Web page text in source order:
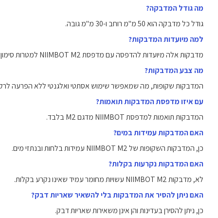
מה גודל המדבקה?
גודל כל מדבקה הוא 50 מ"מ רוחב ו-30 מ"מ גובה.
למה מיועדות המדבקות?
מדבקות אלה מיועדות להדפסה עם מדפסת NIIMBOT M2 למטרות סימון ותיוג.
מה צבע המדבקות?
המדבקות שקופות, מה שמאפשר שימוש אסתטי ואלגנטי ללא הפרעה
עם איזו מדפסת המדבקות תואמות?
המדבקות תואמות למדפסת NIIMBOT מדגם M2 בלבד.
האם המדבקות עמידות במים?
כן, המדבקות השקופות של NIIMBOT M2 עמידות בלחות ובנתזי מים.
האם המדבקות נקרעות בקלות?
לא, מדבקות NIIMBOT M2 עשויות מחומר עמיד שאינו נקרע בקלות.
האם ניתן להסיר את המדבקות בלי להשאיר שאריות דבק?
כן, ניתן להסירן בעדינות והן אינן משאירות שאריות דבק.